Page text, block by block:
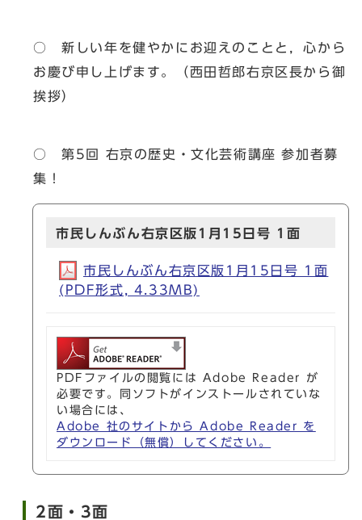
○ 新しい年を健やかにお迎えのことと，心から
お慶び申し上げます。（西田哲郎右京区長から御
挨拶）
○ 第5回 右京の歴史・文化芸術講座 参加者募
集！
市民しんぶん右京区版1月15日号 1面
市民しんぶん右京区版1月15日号 1面
(PDF形式, 4.33MB)
PDFファイルの閲覧には Adobe Reader が
必要です。同ソフトがインストールされていな
い場合には、
Adobe 社のサイトから Adobe Reader を
ダウンロード（無償）してください。
2面・3面